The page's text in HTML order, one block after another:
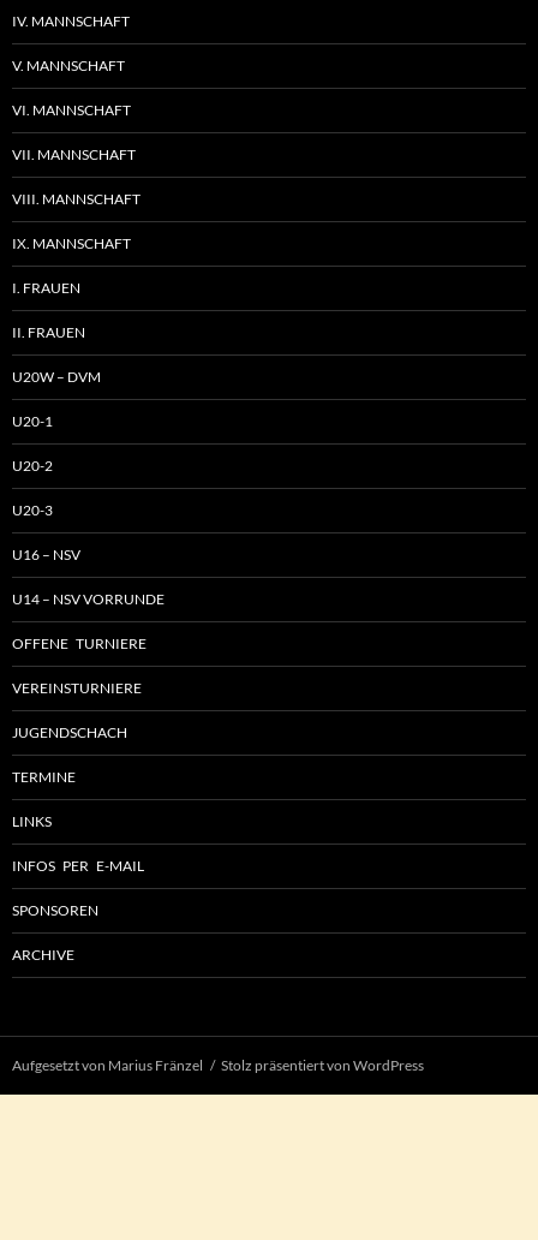
IV. MANNSCHAFT
V. MANNSCHAFT
VI. MANNSCHAFT
VII. MANNSCHAFT
VIII. MANNSCHAFT
IX. MANNSCHAFT
I. FRAUEN
II. FRAUEN
U20W – DVM
U20-1
U20-2
U20-3
U16 – NSV
U14 – NSV VORRUNDE
OFFENE TURNIERE
VEREINSTURNIERE
JUGENDSCHACH
TERMINE
LINKS
INFOS PER E-MAIL
SPONSOREN
ARCHIVE
Aufgesetzt von Marius Fränzel Stolz präsentiert von WordPress